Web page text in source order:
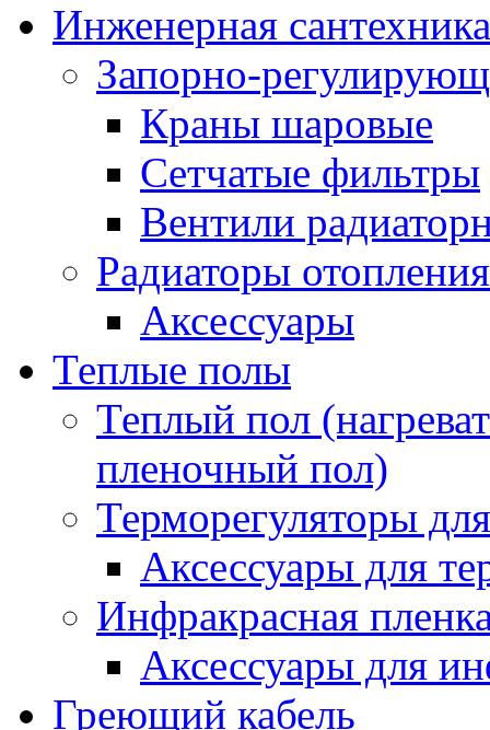
Инженерная сантехника
Запорно-
Краны шаровые
Сетчатые фильтры
Вентили
Радиаторы отопления
Аксессуары
Теплые полы
Теплый пол
пленочный пол)
Терморегуляторы
Аксессуары для
Инфракрасная
Аксессуары для
Греющий кабель